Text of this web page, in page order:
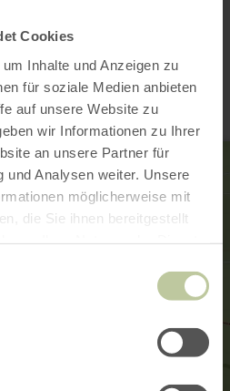
Cookies
Inhalte und Anzeigen zu
für soziale Medien anbieten
auf unsere Website zu
wir Informationen zu Ihrer
an unsere Partner für
und Analysen weiter. Unsere
möglicherweise mit
die Sie ihnen bereitgestellt